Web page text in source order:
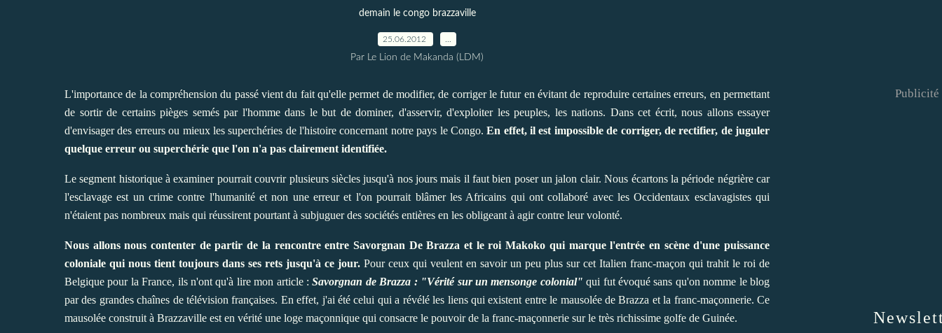
demain le congo brazzaville
25.06.2012
Par Le Lion de Makanda (LDM)
L'importance de la compréhension du passé vient du fait qu'elle permet de modifier, de corriger le futur en évitant de reproduire certaines erreurs, en permettant
de sortir de certains pièges semés par l'homme dans le but de dominer, d'asservir, d'exploiter les peuples, les nations. Dans cet écrit, nous allons essayer
d'envisager des erreurs ou mieux les superchéries de l'histoire concernant notre pays le Congo.En effet, il est impossible de corriger, de rectifier, de juguler
quelque erreur ou superchérie que l'on n'a pas clairement identifiée.
Le segment historique à examiner pourrait couvrir plusieurs siècles jusqu'à nos jours mais il faut bien poser un jalon clair. Nous écartons la période négrière car
l'esclavage est un crime contre l'humanité et non une erreur et l'on pourrait blâmer les Africains qui ont collaboré avec les Occidentaux esclavagistes qui
n'étaient pas nombreux mais qui réussirent pourtant à subjuguer des sociétés entières en les obligeant à agir contre leur volonté.
Nous allons nous contenter de partir de la rencontre entre Savorgnan De Brazza et le roi Makoko qui marque l'entrée en scène d'une puissance
coloniale qui nous tient toujours dans ses rets jusqu'à ce jour. Pour ceux qui veulent en savoir un peu plus sur cet Italien franc-maçon qui trahit le roi de
Belgique pour la France, ils n'ont qu'à lire mon article :Savorgnan de Brazza : "Vérité sur un mensonge colonial" qui fut évoqué sans qu'on nomme le blog
par des grandes chaînes de télévision françaises. En effet, j'ai été celui qui a révélé les liens qui existent entre le mausolée de Brazza et la franc-maçonnerie. Ce
mausolée construit à Brazzaville est en vérité une loge maçonnique qui consacre le pouvoir de la franc-maçonnerie sur le très richissime golfe de Guinée.
Publicité